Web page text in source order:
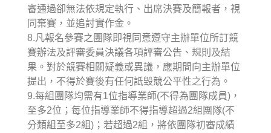
審通過卻無法依規定執行、出席決賽及簡報者，視
同棄賽，並追討實作金。
8.凡報名參賽之團隊即視同意遵守主辦單位所訂競
賽辦法及評審委員決議各項評審公告、規則及結
果。對於競賽相關疑義或異議，應期間向主辦單位
提出，不得於賽後有任何詆毀競公平性之行為。
9.每組團隊均需有1位指導業師(不得為團隊成員)，
至多2位；每位指導業師不得指導超過2組團隊(不
分類組至多2組)；若超過2組，將依團隊初審成績